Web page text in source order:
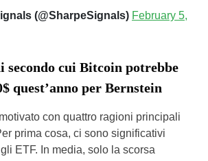
(@SharpeSignals) February 5,
secondo cui Bitcoin potrebbe
quest’anno per Bernstein
con quattro ragioni principali
prima cosa, ci sono significativi
ETF. In media, solo la scorsa